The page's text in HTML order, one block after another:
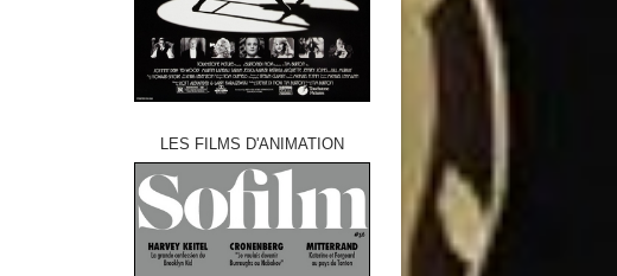
LES FILMS D'ANIMATION